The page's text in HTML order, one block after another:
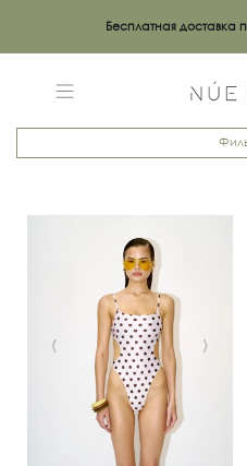
Бесплатная доставка
‹ ›